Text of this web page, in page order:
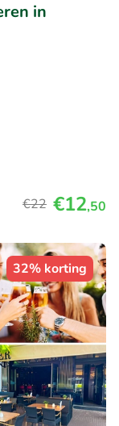
in
€22 €12,50
32% korting